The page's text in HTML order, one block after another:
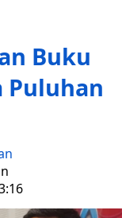
Buku
Puluhan